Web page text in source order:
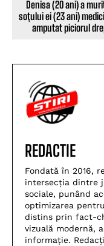
Denisa (20 ani) a
soțului ei (23 ani)
amputat piciorul
REDACTIE
Fondată în 2016,
intersecția dintre
sociale, punând
optimizarea
distins prin fact-
vizuală modernă,
informație.